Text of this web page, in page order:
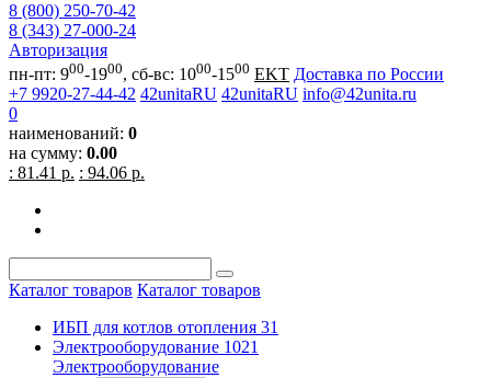
8 (800) 250-70-42
8 (343) 27-000-24
Авторизация
пн-пт: 900-1900, сб-вс: 1000-1500 EKT Доставка по России
+7 9920-27-44-42 42unitaRU 42unitaRU info@42unita.ru
0
наименований: 0
на сумму: 0.00
: 81.41 р. : 94.06 р.
Каталог товаров Каталог товаров
ИБП для котлов отопления 31
Электрооборудование 1021
Электрооборудование